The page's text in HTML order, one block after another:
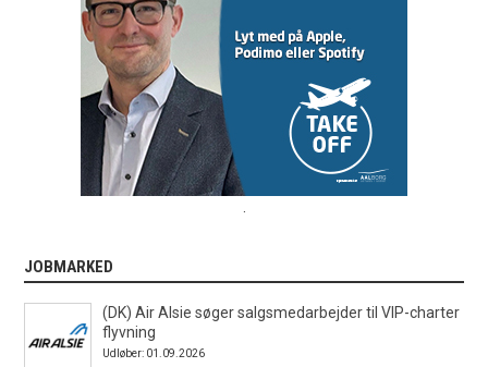
.
JOBMARKED
(DK) Air Alsie søger salgsmedarbejder til VIP-charter
flyvning
Udløber: 01.09.2026